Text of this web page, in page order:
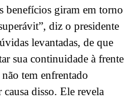
benefícios giram em torno
diz o presidente
levantadas, de que
sua continuidade à frente
tem enfrentado
disso. Ele revela